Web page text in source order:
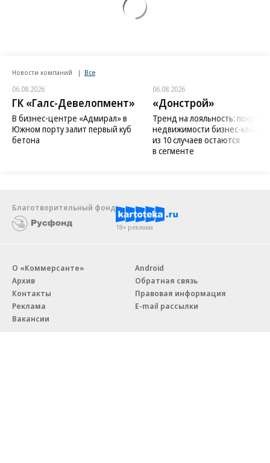
Новости компаний Все
06.08.2026
ГК «Галс-Девелопмент»
В бизнес-центре «Адмирал» в
Южном порту залит первый куб
бетона
06.08.2026
«Донстрой»
Тренд на лояльность:
недвижимости бизнес-класса
из 10 случаев остаются
в сегменте
Благотворительный фонд
18+ реклама
О «Коммерсанте»
Архив
Контакты
Реклама
Вакансии
Android
Обратная связь
Правовая информация
E-mail рассылки